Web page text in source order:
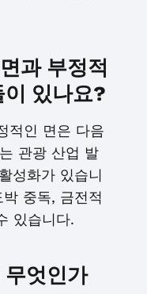
과 부정적
이 있나요?
적인 면은 다음
관광 산업 발
성화가 있습니
중독, 금전적
있습니다.
무엇인가